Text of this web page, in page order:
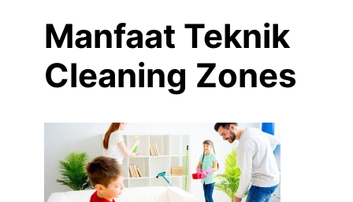
Manfaat Teknik
Cleaning Zones